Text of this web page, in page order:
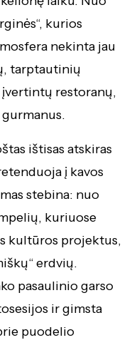
kurios
nekinta jau
tarptautinių
įvertintų restoranų,
ištisas atskiras
į kavos
stebina: nuo
kuriuose
kultūros projektus,
erdvių.
pasaulinio garso
ir gimsta
puodelio